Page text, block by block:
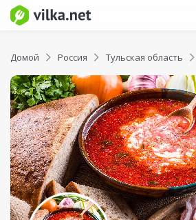
Домой Россия Тульская область